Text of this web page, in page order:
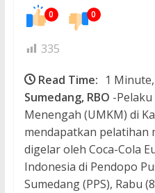
0 0
335
Read Time: 1
Sumedang, RBO -
Menengah (UMKM) di
mendapatkan pelatihan
digelar oleh Coca-Cola
Indonesia di Pendopo
Sumedang (PPS), Rabu